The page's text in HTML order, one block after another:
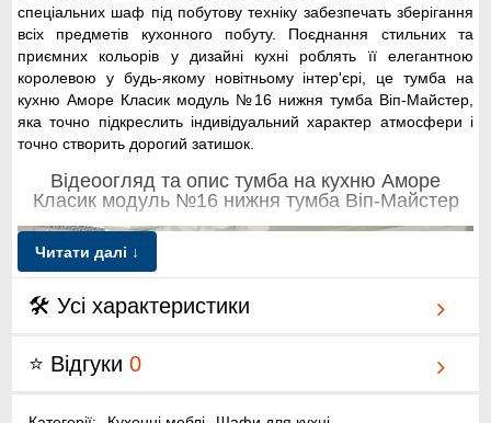
спеціальних шаф під побутову техніку забезпечать зберігання
всіх предметів кухонного побуту. Поєднання стильних та
приємних кольорів у дизайні кухні роблять її елегантною
королевою у будь-якому новітньому інтер'єрі, це тумба на
кухню Аморе Класик модуль №16 нижня тумба Віп-Майстер,
яка точно підкреслить індивідуальний характер атмосфери і
точно створить дорогий затишок.
Відеоогляд та опис тумба на кухню Аморе
Класик модуль №16 нижня тумба Віп-Майстер
Читати далі ↓
🛠 Усі характеристики
⭐ Відгуки 0